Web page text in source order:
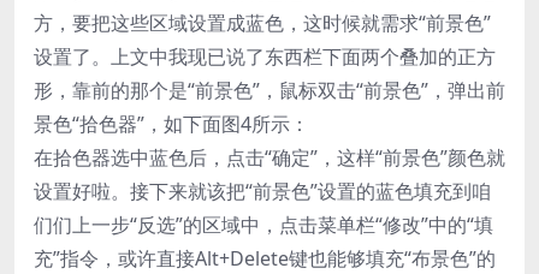
方，要把这些区域设置成蓝色，这时候就需求“前景色”
设置了。上文中我现已说了东西栏下面两个叠加的正方
形，靠前的那个是“前景色”，鼠标双击“前景色”，弹出前
景色“拾色器”，如下面图4所示：
在拾色器选中蓝色后，点击“确定”，这样“前景色”颜色就
设置好啦。接下来就该把“前景色”设置的蓝色填充到咱
们们上一步“反选”的区域中，点击菜单栏“修改”中的“填
充”指令，或许直接Alt+Delete键也能够填充“布景色”的